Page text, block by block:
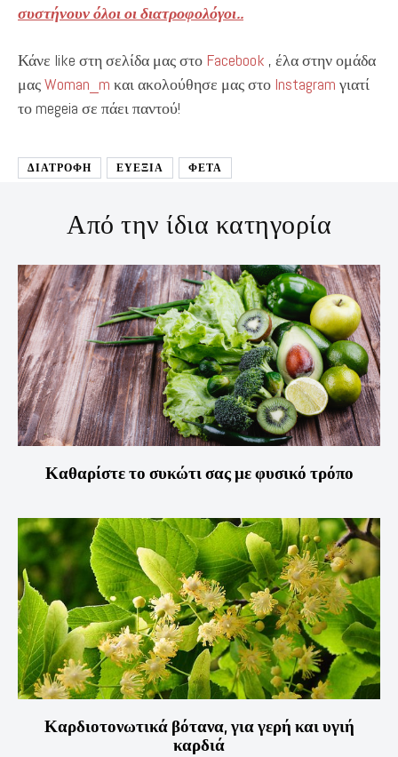
συστήνουν όλοι οι διατροφολόγοι..
Κάνε like στη σελίδα μας στο Facebook , έλα στην ομάδα
μαςWoman_m και ακολούθησε μας στο Instagram γιατί
το megeia σε πάει παντού!
ΔΙΑΤΡΟΦΉ ΕΥΕΞΙΑ ΦΕΤΑ
Από την ίδια κατηγορία
Καθαρίστε το συκώτι σας με φυσικό τρόπο
Καρδιοτονωτικά βότανα, για γερή και υγιή
καρδιά